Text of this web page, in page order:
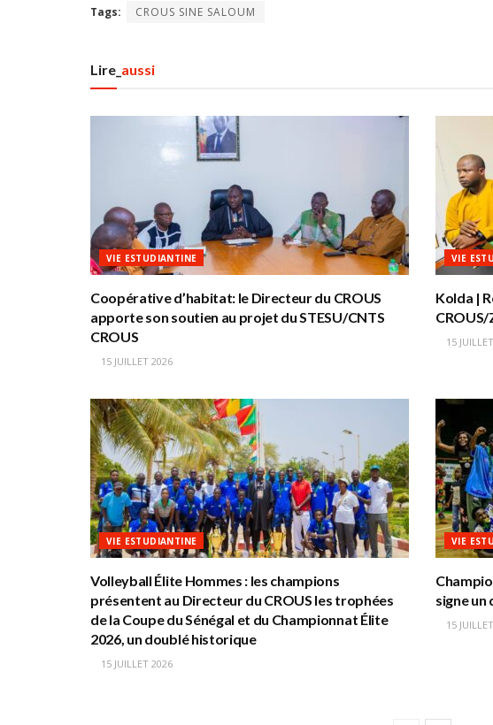
Tags: CROUS SINE SALOUM
Lire_ aussi
VIE ESTUDIANTINE
Coopérative d’habitat: le Directeur du CROUS
apporte son soutien au projet du STESU/CNTS
CROUS
15 JUILLET 2026
VIE
Kolda |
CROUS/
15
VIE ESTUDIANTINE
Volleyball Élite Hommes : les champions
présentent au Directeur du CROUS les trophées
de la Coupe du Sénégal et du Championnat Élite
2026, un doublé historique
15 JUILLET 2026
VIE
signe un
15